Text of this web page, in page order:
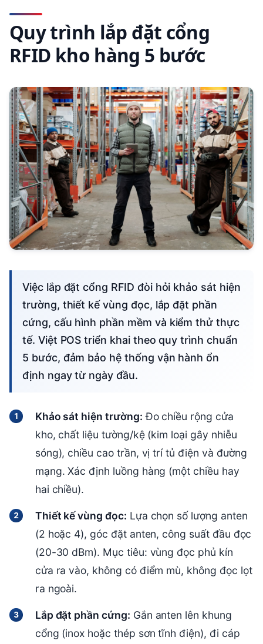
Quy trình lắp đặt cổng
RFID kho hàng 5 bước
Việc lắp đặt cổng RFID đòi hỏi khảo sát hiện
trường, thiết kế vùng đọc, lắp đặt phần
cứng, cấu hình phần mềm và kiểm thử thực
tế. Việt POS triển khai theo quy trình chuẩn
5 bước, đảm bảo hệ thống vận hành ổn
định ngay từ ngày đầu.
Khảo sát hiện trường: Đo chiều rộng cửa
kho, chất liệu tường/kệ (kim loại gây nhiễu
sóng), chiều cao trần, vị trí tủ điện và đường
mạng. Xác định luồng hàng (một chiều hay
hai chiều).
Thiết kế vùng đọc: Lựa chọn số lượng anten
(2 hoặc 4), góc đặt anten, công suất đầu đọc
(20-30 dBm). Mục tiêu: vùng đọc phủ kín
cửa ra vào, không có điểm mù, không đọc lọt
ra ngoài.
Lắp đặt phần cứng: Gắn anten lên khung
cổng (inox hoặc thép sơn tĩnh điện), đi cáp